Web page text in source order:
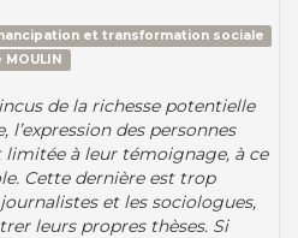
et transformation sociale
de la richesse potentielle
l’expression des personnes
limitée à leur témoignage, à ce
Cette dernière est trop
et les sociologues,
leurs propres thèses. Si